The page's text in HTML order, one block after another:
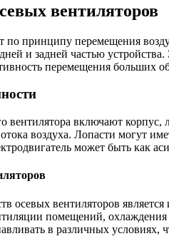
вентиляторов
принципу перемещения
и задней частью
перемещения больших
включают корпус,
воздуха. Лопасти могут
может быть как
осевых вентиляторов
помещений,
в различных условиях,